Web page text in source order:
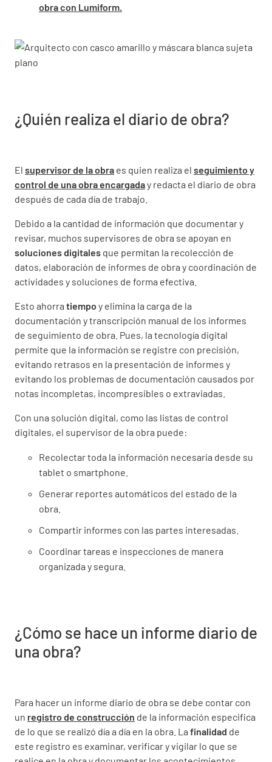
obra con Lumiform.
¿Quién realiza el diario de obra?
El supervisor de la obra es quien realiza el seguimiento y
control de una obra encargaday redacta el diario de obra
después de cada día de trabajo.
Debido a la cantidad de información que documentar y
revisar, muchos supervisores de obra se apoyan en
soluciones digitales que permitan la recolección de
datos, elaboración de informes de obra y coordinación de
actividades y soluciones de forma efectiva.
Esto ahorra tiempo y elimina la carga de la
documentación y transcripción manual de los informes
de seguimiento de obra. Pues, la tecnología digital
permite que la información se registre con precisión,
evitando retrasos en la presentación de informes y
evitando los problemas de documentación causados por
notas incompletas, incompresibles o extraviadas.
Con una solución digital, como las listas de control
digitales, el supervisor de la obra puede:
Recolectar toda la información necesaria desde su
tablet o smartphone.
Generar reportes automáticos del estado de la
obra.
Compartir informes con las partes interesadas.
Coordinar tareas e inspecciones de manera
organizada y segura.
¿Cómo se hace un informe diario de
una obra?
Para hacer un informe diario de obra se debe contar con
un registro de construcción de la información especifica
de lo que se realizó día a día en la obra. La finalidad de
este registro es examinar, verificar y vigilar lo que se